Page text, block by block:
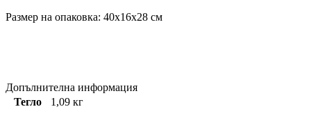
Размер на опаковка: 40x16x28 см
Допълнителна информация
Тегло
1,09 кг